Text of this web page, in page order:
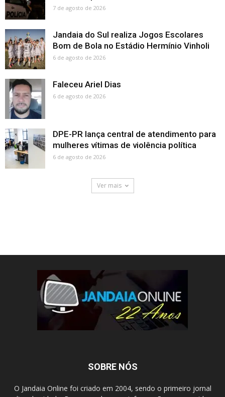
7 de agosto de 2026
Jandaia do Sul realiza Jogos Escolares
Bom de Bola no Estádio Hermínio Vinholi
6 de agosto de 2026
Faleceu Ariel Dias
6 de agosto de 2026
DPE-PR lança central de atendimento para
mulheres vítimas de violência política
6 de agosto de 2026
Ver mais
SOBRE NÓS
O Jandaia Online foi criado em 2004, sendo o primeiro jornal